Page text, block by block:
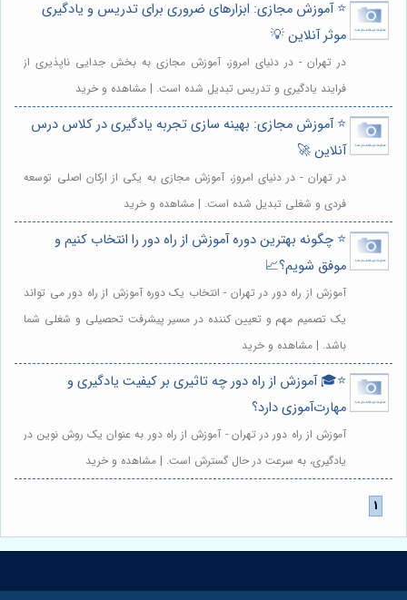
⭐️ آموزش مجازی: ابزارهای ضروری برای تدریس و یادگیری
موثر آنلاین 💡
در تهران - در دنیای امروز، آموزش مجازی به بخش جدایی ناپذیری از
فرایند یادگیری و تدریس تبدیل شده است. | مشاهده و خرید
⭐️ آموزش مجازی: بهینه سازی تجربه یادگیری در کلاس درس
آنلاین 🚀
در تهران - در دنیای امروز، آموزش مجازی به یکی از ارکان اصلی توسعه
فردی و شغلی تبدیل شده است. | مشاهده و خرید
⭐️ چگونه بهترین دوره آموزش از راه دور را انتخاب کنیم و
موفق شویم؟📈
آموزش از راه دور در تهران - انتخاب یک دوره آموزش از راه دور می تواند
یک تصمیم مهم و تعیین کننده در مسیر پیشرفت تحصیلی و شغلی شما
باشد. | مشاهده و خرید
⭐️🎓 آموزش از راه دور چه تاثیری بر کیفیت یادگیری و
مهارت‌آموزی دارد؟
آموزش از راه دور در تهران - آموزش از راه دور به عنوان یک روش نوین در
یادگیری، به سرعت در حال گسترش است. | مشاهده و خرید